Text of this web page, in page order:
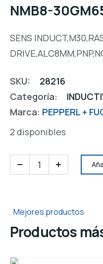
NMB8-
SENS
SKU:
28216
Categoría:
Marca: PEPPERL +
2 disponibles
Mejores productos
Productos